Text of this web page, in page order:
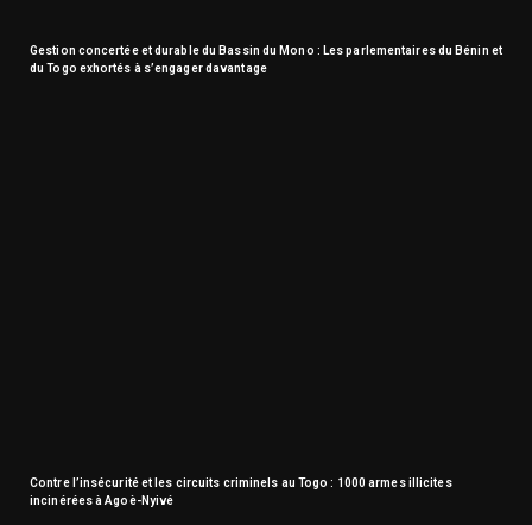
Gestion concertée et durable du Bassin du Mono : Les parlementaires du Bénin et
du Togo exhortés à s’engager davantage
Contre l’insécurité et les circuits criminels au Togo : 1000 armes illicites
incinérées à Agoè-Nyivé